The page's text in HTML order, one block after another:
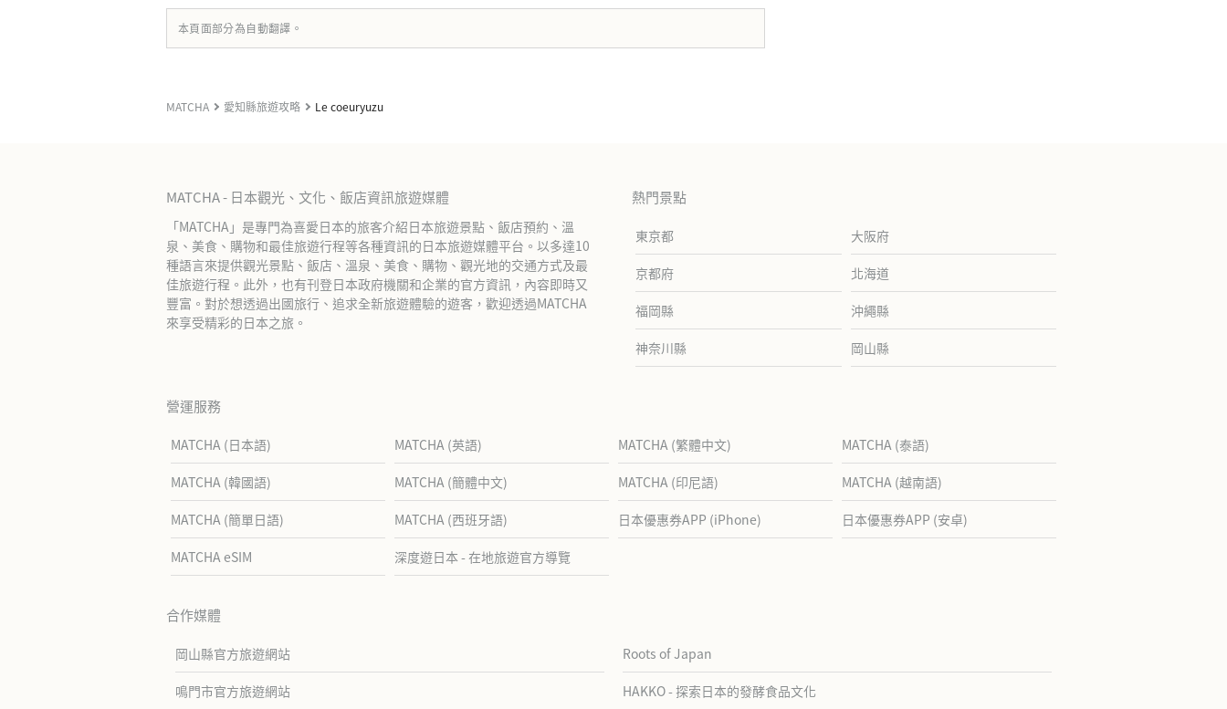
本頁面部分為自動翻譯。
MATCHA 愛知縣旅遊攻略 Le coeuryuzu
MATCHA - 日本觀光、文化、飯店資訊旅遊媒體
「MATCHA」是專門為喜愛日本的旅客介紹日本旅遊景點、飯店預約、溫
泉、美食、購物和最佳旅遊行程等各種資訊的日本旅遊媒體平台。以多達10
種語言來提供觀光景點、飯店、溫泉、美食、購物、觀光地的交通方式及最
佳旅遊行程。此外，也有刊登日本政府機關和企業的官方資訊，內容即時又
豐富。對於想透過出國旅行、追求全新旅遊體驗的遊客，歡迎透過MATCHA
來享受精彩的日本之旅。
熱門景點
東京都 大阪府
京都府 北海道
福岡縣 沖繩縣
神奈川縣 岡山縣
營運服務
MATCHA (日本語) MATCHA (英語) MATCHA (繁體中文) MATCHA (泰語)
MATCHA (韓國語) MATCHA (簡體中文) MATCHA (印尼語) MATCHA (越南語)
MATCHA (簡單日語) MATCHA (西班牙語) 日本優惠券APP (iPhone) 日本優惠券APP (安卓)
MATCHA eSIM 深度遊日本 - 在地旅遊官方導覽
合作媒體
岡山縣官方旅遊網站 Roots of Japan
鳴門市官方旅遊網站 HAKKO - 探索日本的發酵食品文化